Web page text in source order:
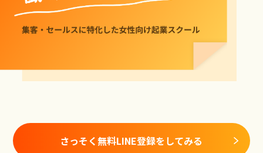
さっそく無料LINE登録をしてみる